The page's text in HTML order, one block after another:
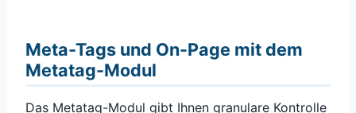
Meta-Tags und On-Page mit dem
Metatag-Modul
Das Metatag-Modul gibt Ihnen granulare Kontrolle